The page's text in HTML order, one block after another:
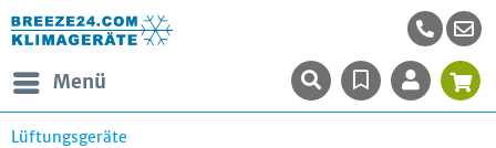
Menü
Lüftungsgeräte